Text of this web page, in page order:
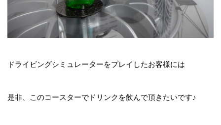
ドライビングシミュレーターをプレイしたお客様には
是非、このコースターでドリンクを飲んで頂きたいです♪